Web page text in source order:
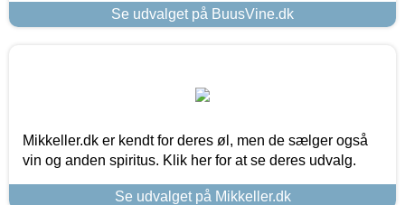
Se udvalget på BuusVine.dk
Mikkeller.dk er kendt for deres øl, men de sælger også
vin og anden spiritus. Klik her for at se deres udvalg.
Se udvalget på Mikkeller.dk